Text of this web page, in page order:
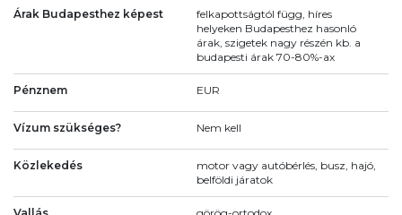
Árak Budapesthez képest
felkapottságtól függ, híres
helyeken Budapesthez hasonló
árak, szigetek nagy részén kb. a
budapesti árak 70-80%-ax
Pénznem EUR
Vízum szükséges? Nem kell
Közlekedés
motor vagy autóbérlés, busz, hajó,
belföldi járatok